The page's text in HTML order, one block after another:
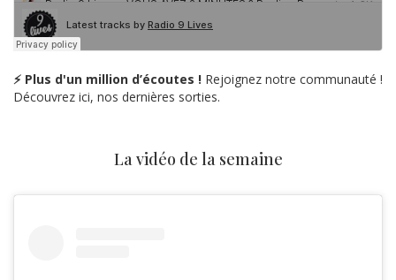
⚡ Plus d'un million d’écoutes ! Rejoignez notre communauté !
Découvrez ici, nos dernières sorties.
La vidéo de la semaine